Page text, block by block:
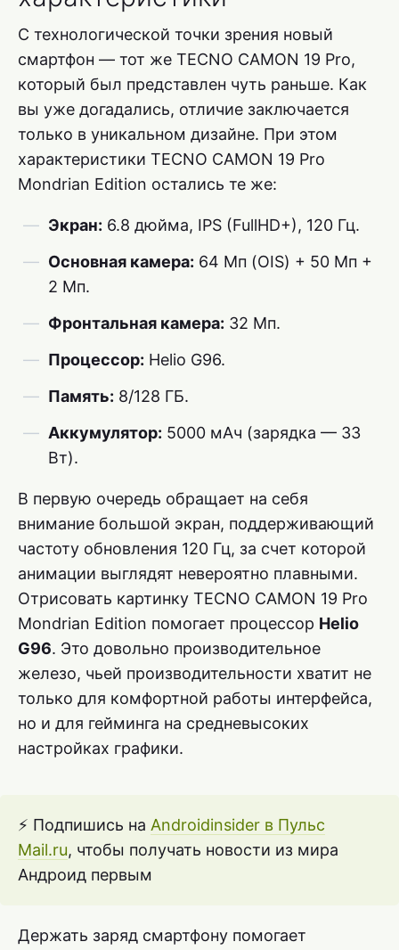
С технологической точки зрения новый
смартфон — тот же TECNO CAMON 19 Pro,
который был представлен чуть раньше. Как
вы уже догадались, отличие заключается
только в уникальном дизайне. При этом
характеристики TECNO CAMON 19 Pro
Mondrian Edition остались те же:
Экран: 6.8 дюйма, IPS (FullHD+), 120 Гц.
Основная камера: 64 Мп (OIS) + 50 Мп +
2 Мп.
Фронтальная камера: 32 Мп.
Процессор: Helio G96.
Память: 8/128 ГБ.
Аккумулятор: 5000 мАч (зарядка — 33
Вт).
В первую очередь обращает на себя
внимание большой экран, поддерживающий
частоту обновления 120 Гц, за счет которой
анимации выглядят невероятно плавными.
Отрисовать картинку TECNO CAMON 19 Pro
Mondrian Edition помогает процессор Helio
G96. Это довольно производительное
железо, чьей производительности хватит не
только для комфортной работы интерфейса,
но и для гейминга на средневысоких
настройках графики.
⚡ Подпишись на Androidinsider в Пульс
Mail.ru, чтобы получать новости из мира
Андроид первым
Держать заряд смартфону помогает